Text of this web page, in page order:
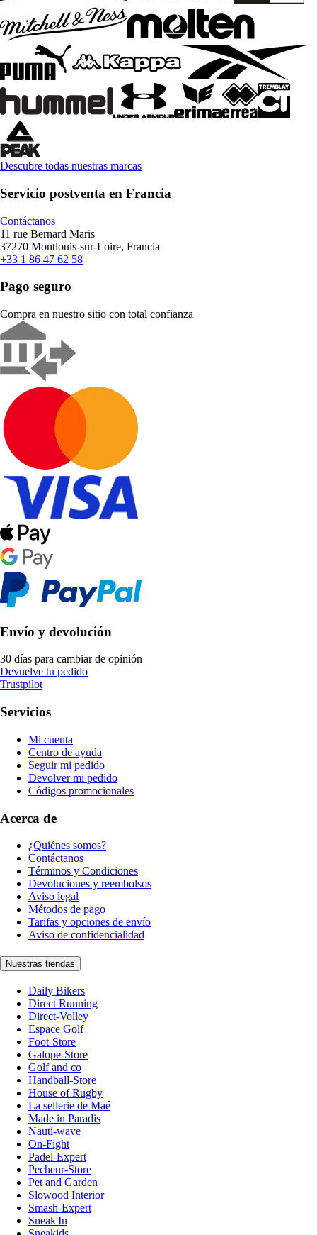
Descubre todas nuestras marcas
Servicio postventa en Francia
Contáctanos
11 rue Bernard Maris
37270 Montlouis-sur-Loire, Francia
+33 1 86 47 62 58
Pago seguro
Compra en nuestro sitio con total confianza
Envío y devolución
30 días para cambiar de opinión
Devuelve tu pedido
Trustpilot
Servicios
Mi cuenta
Centro de ayuda
Seguir mi pedido
Devolver mi pedido
Códigos promocionales
Acerca de
¿Quiénes somos?
Contáctanos
Términos y Condiciones
Devoluciones y reembolsos
Aviso legal
Métodos de pago
Tarifas y opciones de envío
Aviso de confidencialidad
Nuestras tiendas
Daily Bikers
Direct Running
Direct-Volley
Espace Golf
Foot-Store
Galope-Store
Golf and co
Handball-Store
House of Rugby
La sellerie de Maé
Made in Paradis
Nauti-wave
On-Fight
Padel-Expert
Pecheur-Store
Pet and Garden
Slowood Interior
Smash-Expert
Sneak'In